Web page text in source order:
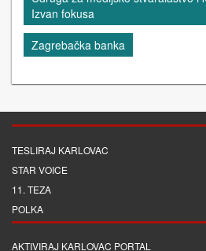
Izvan fokusa
Zagrebačka banka
TESLIRAJ KARLOVAC
STAR VOICE
11. TEZA
POLKA
AKTIVIRAJ KARLOVAC PORTAL